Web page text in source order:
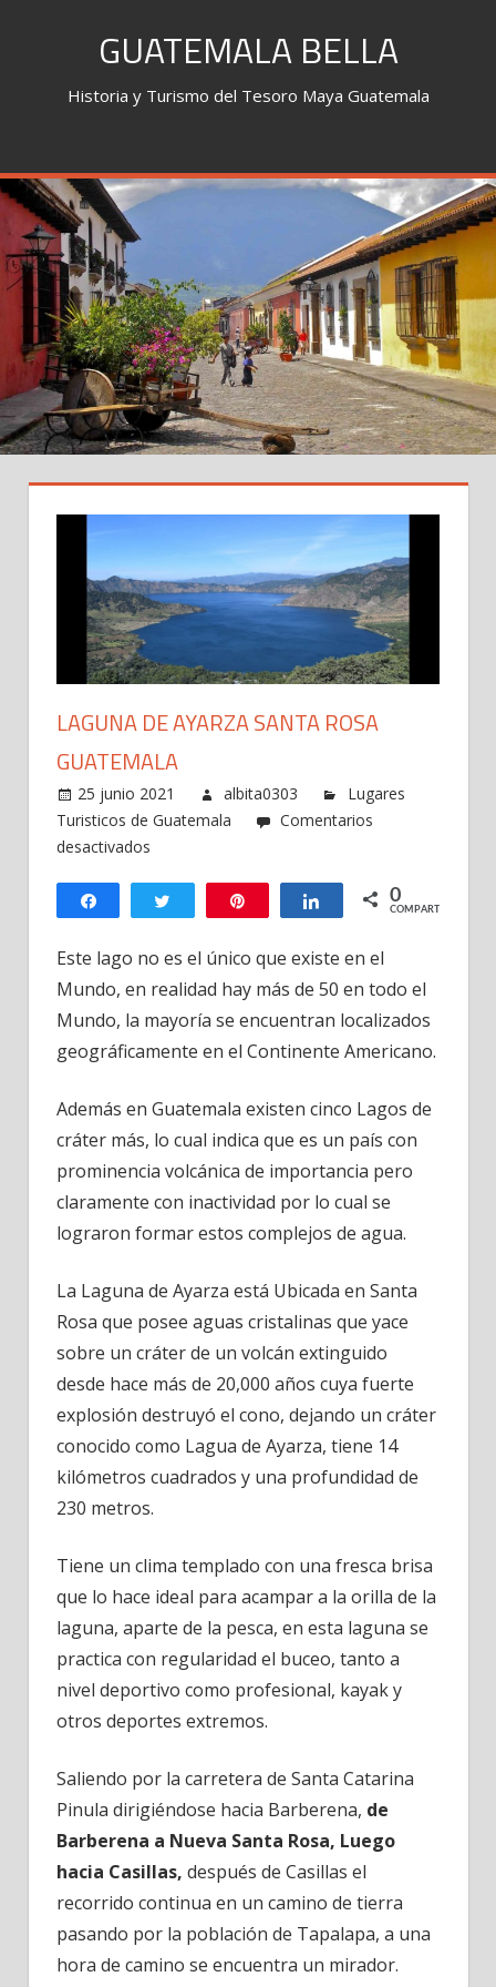
GUATEMALA BELLA
Historia y Turismo del Tesoro Maya Guatemala
LAGUNA DE AYARZA SANTA ROSA
GUATEMALA
25 junio 2021 albita0303
Lugares
Turisticos de Guatemala
Comentarios
desactivados
de
Ayarza
Santa
Rosa
Compartir Twittear Compartir
0
COMPARTIR
Este lago no es el único que existe en el
Mundo, en realidad hay más de 50 en todo el
Mundo, la mayoría se encuentran localizados
geográficamente en el Continente Americano.
Además en Guatemala existen cinco Lagos de
cráter más, lo cual indica que es un país con
prominencia volcánica de importancia pero
claramente con inactividad por lo cual se
lograron formar estos complejos de agua.
La Laguna de Ayarza está Ubicada en Santa
Rosa que posee aguas cristalinas que yace
sobre un cráter de un volcán extinguido
desde hace más de 20,000 años cuya fuerte
explosión destruyó el cono, dejando un cráter
conocido como Lagua de Ayarza, tiene 14
kilómetros cuadrados y una profundidad de
230 metros.
Tiene un clima templado con una fresca brisa
que lo hace ideal para acampar a la orilla de la
laguna, aparte de la pesca, en esta laguna se
practica con regularidad el buceo, tanto a
nivel deportivo como profesional, kayak y
otros deportes extremos.
Saliendo por la carretera de Santa Catarina
Pinula dirigiéndose hacia Barberena, de
Barberena a Nueva Santa Rosa, Luego
hacia Casillas, después de Casillas el
recorrido continua en un camino de tierra
pasando por la población de Tapalapa, a una
hora de camino se encuentra un mirador.